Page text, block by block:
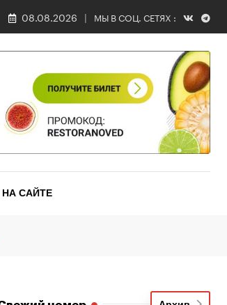
08.08.2026 МЫ В СОЦ. СЕТЯХ :
САЙТЕ